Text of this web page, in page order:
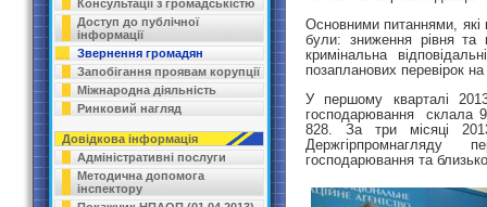
Консультації з громадськістю
Доступ до публічної
інформації
Звернення громадян
Запобігання проявам корупції
Міжнародна діяльність
Ринковий нагляд
Довідкова інформація
Адміністративні послуги
Методична допомога
інспектору
Основними питаннями, які
були: зниження рівня та
кримінальна
позапланових перевірок
У першому кварталі 2013
господарювання склала
828. За три місяці
Держгірпромнагляду
господарювання та